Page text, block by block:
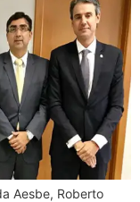
Aesbe, Roberto